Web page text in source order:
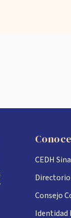
CEDH
Directorio
Consejo